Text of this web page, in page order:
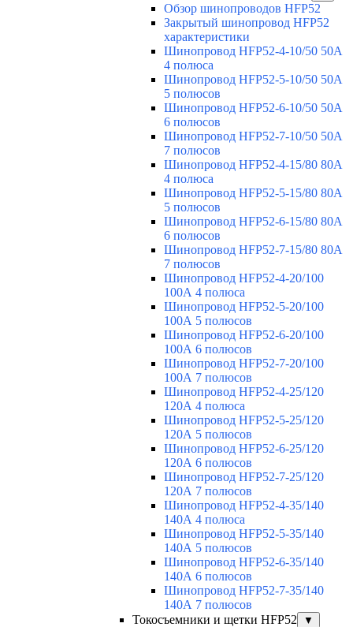
Обзор шинопроводов HFP52
Закрытый шинопровод HFP52
характеристики
Шинопровод HFP52-4-10/50 50A
4 полюса
Шинопровод HFP52-5-10/50 50А
5 полюсов
Шинопровод HFP52-6-10/50 50А
6 полюсов
Шинопровод HFP52-7-10/50 50А
7 полюсов
Шинопровод HFP52-4-15/80 80A
4 полюса
Шинопровод HFP52-5-15/80 80А
5 полюсов
Шинопровод HFP52-6-15/80 80А
6 полюсов
Шинопровод HFP52-7-15/80 80А
7 полюсов
Шинопровод HFP52-4-20/100
100А 4 полюса
Шинопровод HFP52-5-20/100
100А 5 полюсов
Шинопровод HFP52-6-20/100
100А 6 полюсов
Шинопровод HFP52-7-20/100
100А 7 полюсов
Шинопровод HFP52-4-25/120
120А 4 полюса
Шинопровод HFP52-5-25/120
120А 5 полюсов
Шинопровод HFP52-6-25/120
120А 6 полюсов
Шинопровод HFP52-7-25/120
120А 7 полюсов
Шинопровод HFP52-4-35/140
140А 4 полюса
Шинопровод HFP52-5-35/140
140А 5 полюсов
Шинопровод HFP52-6-35/140
140А 6 полюсов
Шинопровод HFP52-7-35/140
140А 7 полюсов
Токосъемники и щетки HFP52
▼